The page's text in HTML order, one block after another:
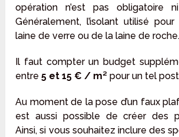
opération n’est pas obligatoire
Généralement, l’isolant utilisé
laine de verre ou de la laine de roche.
Il faut compter un budget
entre5 et 15 € / m² pour un tel
Au moment de la pose d’un faux
est aussi possible de créer des
Ainsi, si vous souhaitez inclure des